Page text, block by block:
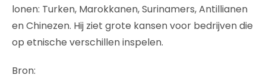
lonen: Turken, Marokkanen, Surinamers, Antillianen
en Chinezen. Hij ziet grote kansen voor bedrijven die
op etnische verschillen inspelen.
Bron: